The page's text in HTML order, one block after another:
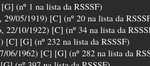
(nº 1 na lista da RSSSF)
05/1919) [C] (nº 20 na lista da
10/1922) [C] (nº 34 na lista da
[C] [G] (nº 232 na lista da RSSSF)
06/1962) [C] [G] (nº 282 na lista da